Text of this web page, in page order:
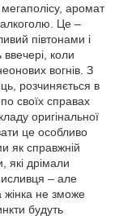
аромат
Це –
півтонами і
коли
вогнів. З
розчиняється в
своїх справах
оригінальної
це особливо
як справжній
які дрімали
– але
жінка не зможе
будуть